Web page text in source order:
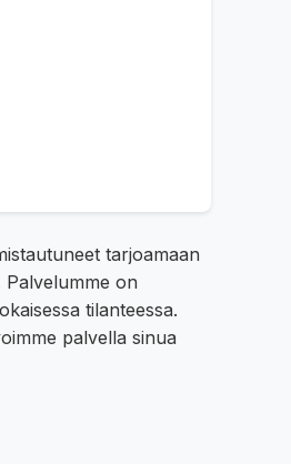
tarjoamaan
Palvelumme on
tilanteessa.
palvella sinua